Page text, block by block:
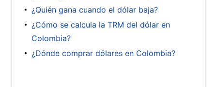
¿Quién gana cuando el dólar baja?
¿Cómo se calcula la TRM del dólar en
Colombia?
¿Dónde comprar dólares en Colombia?